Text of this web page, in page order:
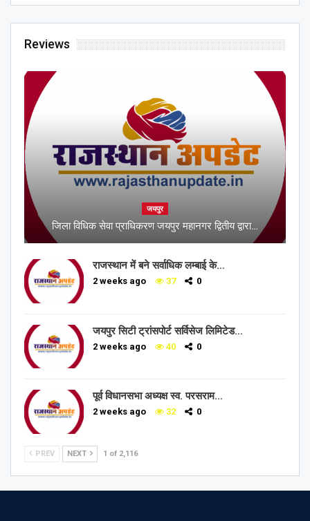
Reviews
जयपुर
जिला विधिक सेवा प्राधिकरण जयपुर महानगर द्वितीय द्वारा…
राजस्थान में बने सर्वाधिक लम्बाई के…
2 weeks ago 37 0
जयपुर सिटी ट्रांसपोर्ट सर्विसेज लिमिटेड…
2 weeks ago 40 0
पूर्व विधानसभा अध्यक्ष स्व. परसराम…
2 weeks ago 32 0
PREV NEXT 1 of 2,116